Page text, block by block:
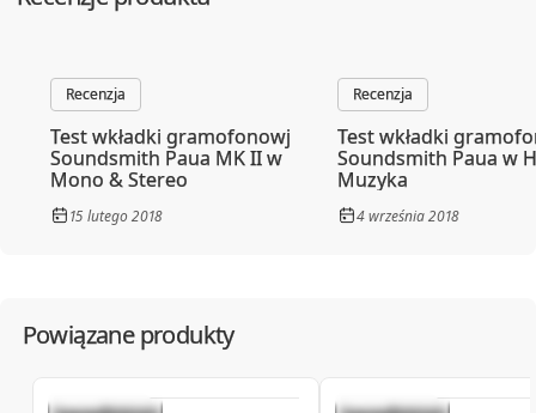
Recenzja
15 lutego 2018
Test wkładki gramofonowj
Soundsmith Paua MK II w
Mono & Stereo
Recenzja
4 września 2018
Test wkładki
Soundsmith Paua w
Muzyka
Powiązane produkty